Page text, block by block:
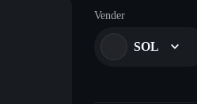
Vender
SOL